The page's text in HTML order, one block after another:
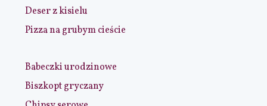
Deser z kisielu
Pizza na grubym cieście
Babeczki urodzinowe
Biszkopt gryczany